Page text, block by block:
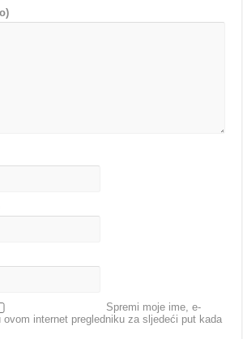
Spremi moje ime, e-
ovom internet pregledniku za sljedeći put kada